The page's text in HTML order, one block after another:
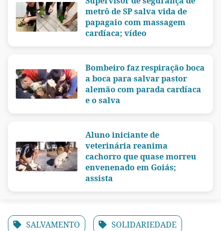
metrô de SP salva vida de
papagaio com massagem
cardíaca; vídeo
Bombeiro faz respiração boca
a boca para salvar pastor
alemão com parada cardíaca
e o salva
Aluno iniciante de
veterinária reanima
cachorro que quase morreu
envenenado em Goiás;
assista
SALVAMENTO SOLIDARIEDADE